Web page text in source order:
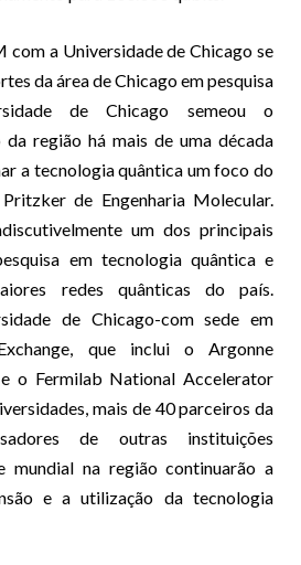
com a Universidade de Chicago se
da área de Chicago em pesquisa
de Chicago semeou o
da região há mais de uma década
a tecnologia quântica um foco do
de Engenharia Molecular.
um dos principais
em tecnologia quântica e
redes quânticas do país.
de Chicago-com sede em
que inclui o Argonne
o Fermilab National Accelerator
mais de 40 parceiros da
de outras instituições
mundial na região continuarão a
e a utilização da tecnologia